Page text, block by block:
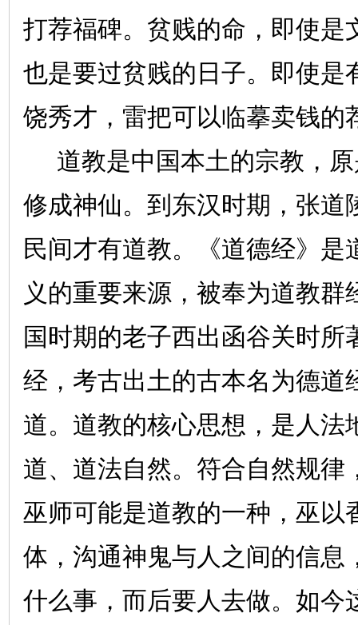
打荐福碑。贫贱的命，即使是
也是要过贫贱的日子。即使是
饶秀才，雷把可以临摹卖钱的
道教是中国本土的宗教，
修成神仙。到东汉时期，张道
民间才有道教。《道德经》是
义的重要来源，被奉为道教群
国时期的老子西出函谷关时所
经，考古出土的古本名为德道
道。道教的核心思想，是人法
道、道法自然。符合自然规律
巫师可能是道教的一种，巫以
体，沟通神鬼与人之间的信息
什么事，而后要人去做。如今